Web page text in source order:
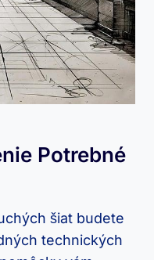
Potrebné
šiat⁣ budete​
technických